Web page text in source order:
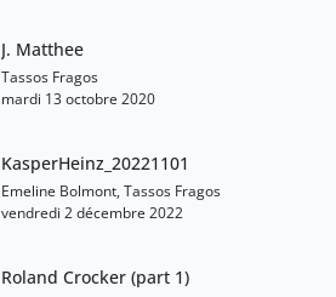
J. Matthee
Tassos Fragos
mardi 13 octobre 2020
KasperHeinz_20221101
Emeline Bolmont, Tassos Fragos
vendredi 2 décembre 2022
Roland Crocker (part 1)